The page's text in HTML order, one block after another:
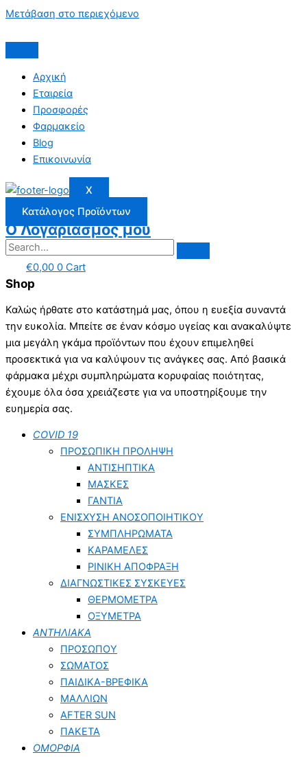
Μετάβαση στο περιεχόμενο
Αρχική
Εταιρεία
Προσφορές
Φαρμακείο
Blog
Επικοινωνία
X
Κατάλογος Προϊόντων
Ο Λογαριασμός μου
€0,00 0 Cart
Shop
Καλώς ήρθατε στο κατάστημά μας, όπου η ευεξία συναντά
την ευκολία. Μπείτε σε έναν κόσμο υγείας και ανακαλύψτε
μια μεγάλη γκάμα προϊόντων που έχουν επιμεληθεί
προσεκτικά για να καλύψουν τις ανάγκες σας. Από βασικά
φάρμακα μέχρι συμπληρώματα κορυφαίας ποιότητας,
έχουμε όλα όσα χρειάζεστε για να υποστηρίξουμε την
ευημερία σας.
COVID 19
ΠΡΟΣΩΠΙΚΗ ΠΡΟΛΗΨΗ
ΑΝΤΙΣΗΠΤΙΚΑ
ΜΑΣΚΕΣ
ΓΑΝΤΙΑ
ΕΝΙΣΧΥΣΗ ΑΝΟΣΟΠΟΙΗΤΙΚΟΥ
ΣΥΜΠΛΗΡΩΜΑΤΑ
ΚΑΡΑΜΕΛΕΣ
ΡΙΝΙΚΗ ΑΠΟΦΡΑΞΗ
ΔΙΑΓΝΩΣΤΙΚΕΣ ΣΥΣΚΕΥΕΣ
ΘΕΡΜΟΜΕΤΡΑ
ΟΞΥΜΕΤΡΑ
ΑΝΤΗΛΙΑΚΑ
ΠΡΟΣΩΠΟΥ
ΣΩΜΑΤΟΣ
ΠΑΙΔΙΚΑ-ΒΡΕΦΙΚΑ
ΜΑΛΛΙΩΝ
AFTER SUN
ΠΑΚΕΤΑ
ΟΜΟΡΦΙΑ